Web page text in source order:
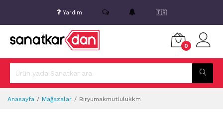
Yardım 🇹🇷
0
Anasayfa Mağazalar Biryumakmutlulukkm